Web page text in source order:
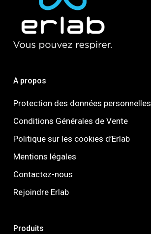
A propos
Protection des données personnelles
Conditions Générales de Vente
Politique sur les cookies d’Erlab
Mentions légales
Contactez-nous
Rejoindre Erlab
Produits